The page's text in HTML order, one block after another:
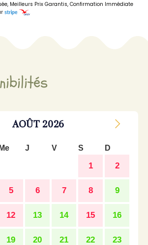
Meilleurs Prix Garantis, Confirmation Immédiate
AOÛT 2026
Me J V S D
1 2
5 6 7 8 9
12 13 14 15 16
19 20 21 22 23